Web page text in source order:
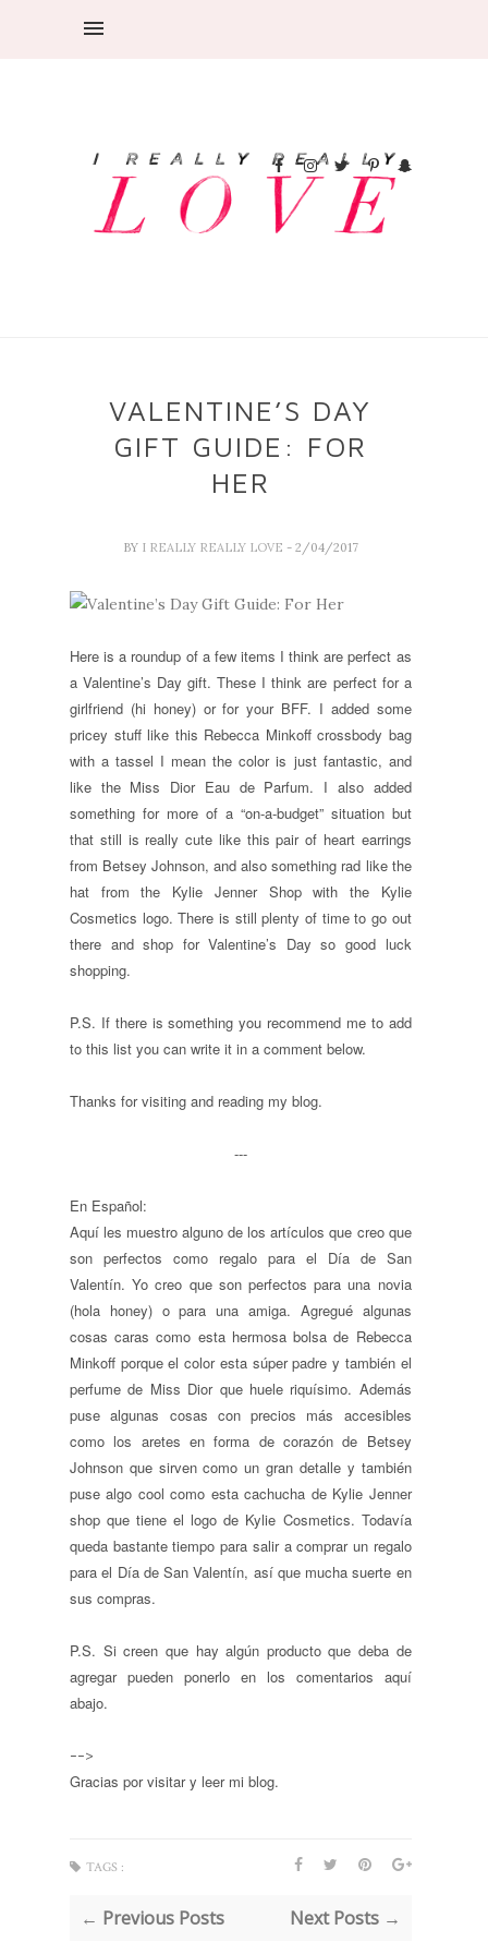
VALENTINE’S DAY
GIFT GUIDE: FOR
HER
BY I REALLY REALLY LOVE - 2/04/2017
Here is a roundup of a few items I think are perfect as
a Valentine’s Day gift. These I think are perfect for a
girlfriend (hi honey) or for your BFF. I added some
pricey stuff like this Rebecca Minkoff crossbody bag
with a tassel I mean the color is just fantastic, and
like the Miss Dior Eau de Parfum. I also added
something for more of a “on-a-budget” situation but
that still is really cute like this pair of heart earrings
from Betsey Johnson, and also something rad like the
hat from the Kylie Jenner Shop with the Kylie
Cosmetics logo. There is still plenty of time to go out
there and shop for Valentine’s Day so good luck
shopping.
P.S. If there is something you recommend me to add
to this list you can write it in a comment below.
Thanks for visiting and reading my blog.
---
En Español:
Aquí les muestro alguno de los artículos que creo que
son perfectos como regalo para el Día de San
Valentín. Yo creo que son perfectos para una novia
(hola honey) o para una amiga. Agregué algunas
cosas caras como esta hermosa bolsa de Rebecca
Minkoff porque el color esta súper padre y también el
perfume de Miss Dior que huele riquísimo. Además
puse algunas cosas con precios más accesibles
como los aretes en forma de corazón de Betsey
Johnson que sirven como un gran detalle y también
puse algo cool como esta cachucha de Kylie Jenner
shop que tiene el logo de Kylie Cosmetics. Todavía
queda bastante tiempo para salir a comprar un regalo
para el Día de San Valentín, así que mucha suerte en
sus compras.
P.S. Si creen que hay algún producto que deba de
agregar pueden ponerlo en los comentarios aquí
abajo.
-->
Gracias por visitar y leer mi blog.
TAGS :
← Previous Posts Next Posts →